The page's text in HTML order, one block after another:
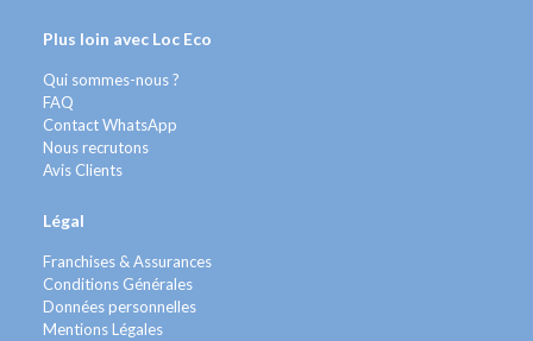
Plus loin avec Loc Eco
Qui sommes-nous ?
FAQ
Contact WhatsApp
Nous recrutons
Avis Clients
Légal
Franchises & Assurances
Conditions Générales
Données personnelles
Mentions Légales